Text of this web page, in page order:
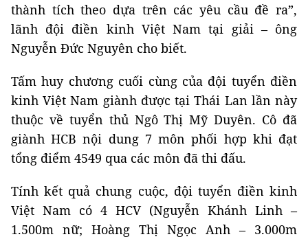
thành tích theo dựa trên các yêu cầu đề ra”,
lãnh đội điền kinh Việt Nam tại giải – ông
Nguyễn Đức Nguyên cho biết.
Tấm huy chương cuối cùng của đội tuyển điền
kinh Việt Nam giành được tại Thái Lan lần này
thuộc về tuyển thủ Ngô Thị Mỹ Duyên. Cô đã
giành HCB nội dung 7 môn phối hợp khi đạt
tổng điểm 4549 qua các môn đã thi đấu.
Tính kết quả chung cuộc, đội tuyển điền kinh
Việt Nam có 4 HCV (Nguyễn Khánh Linh –
1.500m nữ; Hoàng Thị Ngọc Anh – 3.000m